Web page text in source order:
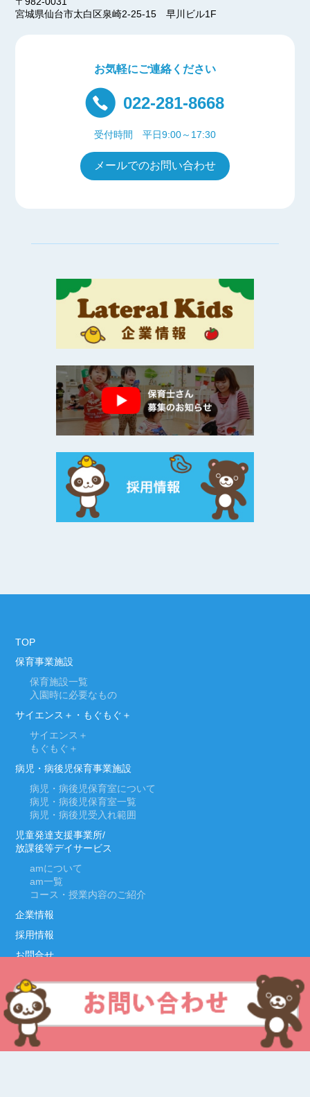
宮城県仙台市太白区泉崎2-25-15 早川ビル1F
お気軽にご連絡ください
022-281-8668
受付時間 平日9:00～17:30
メールでのお問い合わせ
TOP
保育事業施設
保育施設一覧
入園時に必要なもの
サイエンス＋・もぐもぐ＋
サイエンス＋
もぐもぐ＋
病児・病後児保育事業施設
病児・病後児保育室について
病児・病後児保育室一覧
病児・病後児受入れ範囲
児童発達支援事業所/
放課後等デイサービス
amについて
am一覧
コース・授業内容のご紹介
企業情報
採用情報
お問合せ
Copyright © 2019 Lateral Kids All Rights Reserved.